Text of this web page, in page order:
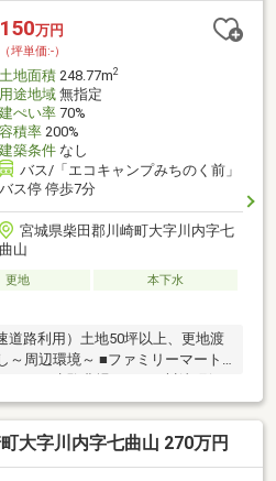
150万円
（坪単価:-）
土地面積248.77m2
用途地域無指定
建ぺい率70%
容積率200%
建築条件なし
バス/「エコキャンプみちのく前」
バス停 停歩7分
宮城県柴田郡川崎町大字川内字七
曲山
更地
本下水
道路利用）土地50坪以上、更地渡
～周辺環境～ ■ファミリーマート
スリのアオキOPEN予定
大字川内字七曲山 270万円